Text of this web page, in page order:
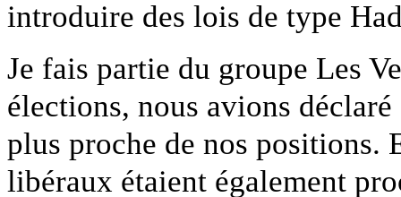
introduire des lois de type
Je fais partie du groupe Les
élections, nous avions
plus proche de nos positions.
libéraux étaient également